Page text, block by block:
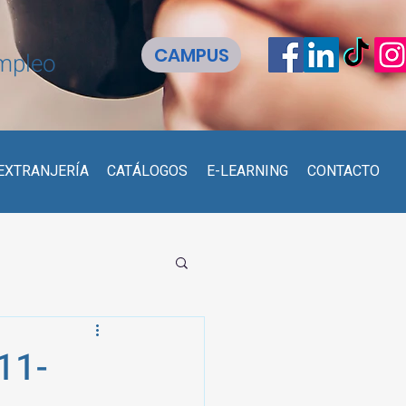
CAMPUS
CATÁLOGOS E-LEARNING CONTACTO